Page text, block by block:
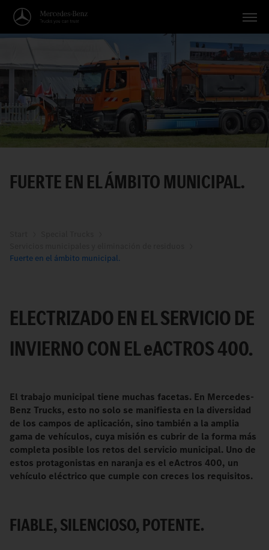
Aplicaciones
Temas
Servicio
Español
FUERTE EN EL ÁMBITO MUNICIPAL.
Fuerte en el ámbito municipal.
ELECTRIZADO EN EL SERVICIO DE
INVIERNO CON ELeACTROS 400.
El trabajo municipal tiene muchas facetas. En Mercedes-
Benz Trucks, esto no solo se manifiesta en la diversidad
de los campos de aplicación, sino también a la amplia
gama de vehículos, cuya misión es cubrir de la forma más
completa posible los retos del servicio municipal. Uno de
estos protagonistas en naranja es el eActros 400, un
vehículo eléctrico que cumple con creces los requisitos.
FIABLE, SILENCIOSO, POTENTE.